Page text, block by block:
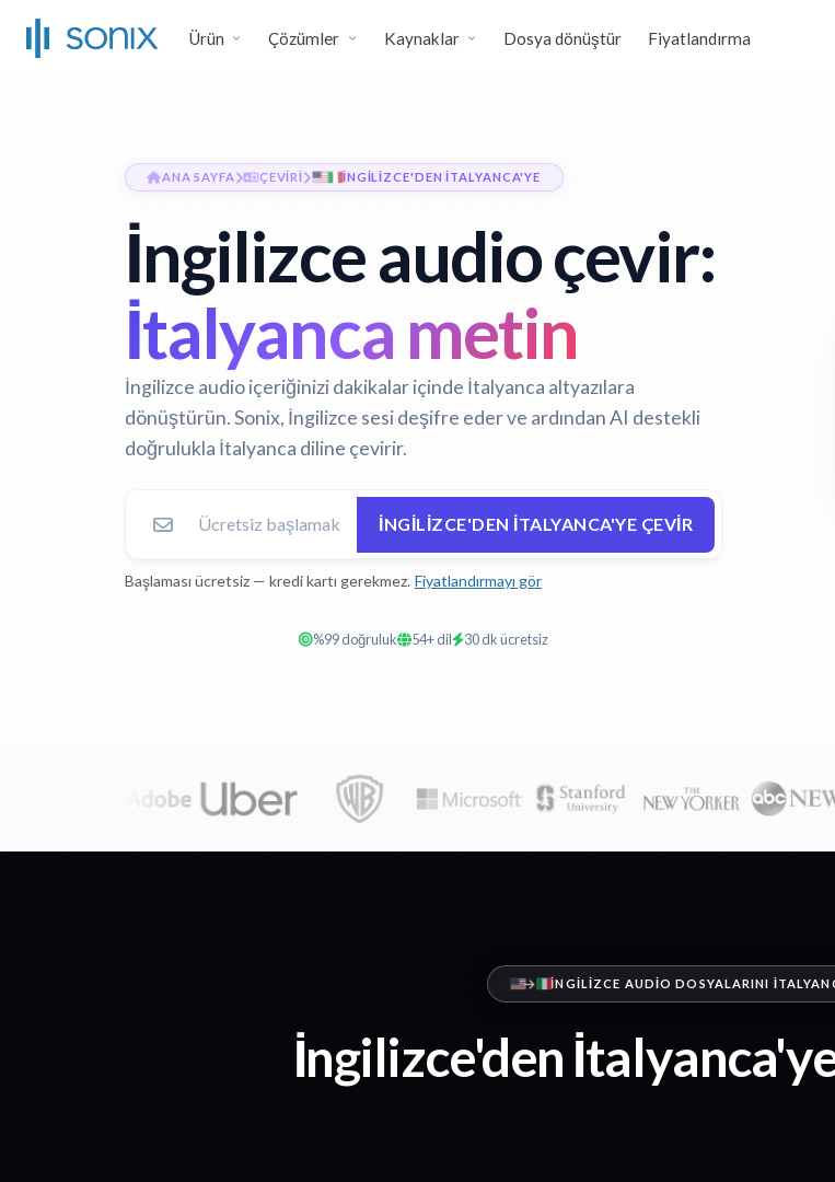
Ürün Çözümler Kaynaklar Dosya dönüştür Fiyatlandırma
ANA SAYFA ÇEVIRI İNGILIZCE'DEN İTALYANCA'YE
İngilizce audio çevir:
İtalyanca metin
İngilizce audio içeriğinizi dakikalar içinde İtalyanca altyazılara
dönüştürün. Sonix, İngilizce sesi deşifre eder ve ardından AI destekli
doğrulukla İtalyanca diline çevirir.
İNGILIZCE'DEN İTALYANCA'YE ÇEVIR
Başlaması ücretsiz — kredi kartı gerekmez. Fiyatlandırmayı gör
%99 doğruluk 54+ dil 30 dk ücretsiz
İNGILIZCE AUDIO DOSYALARINI
İngilizce'den